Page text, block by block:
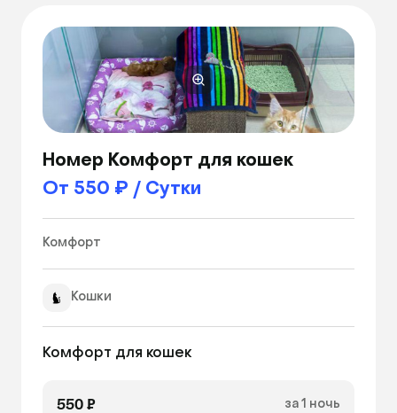
Номер Комфорт для кошек
От 550 ₽ / Сутки
Комфорт
Кошки
Комфорт для кошек
550 ₽ за 1 ночь